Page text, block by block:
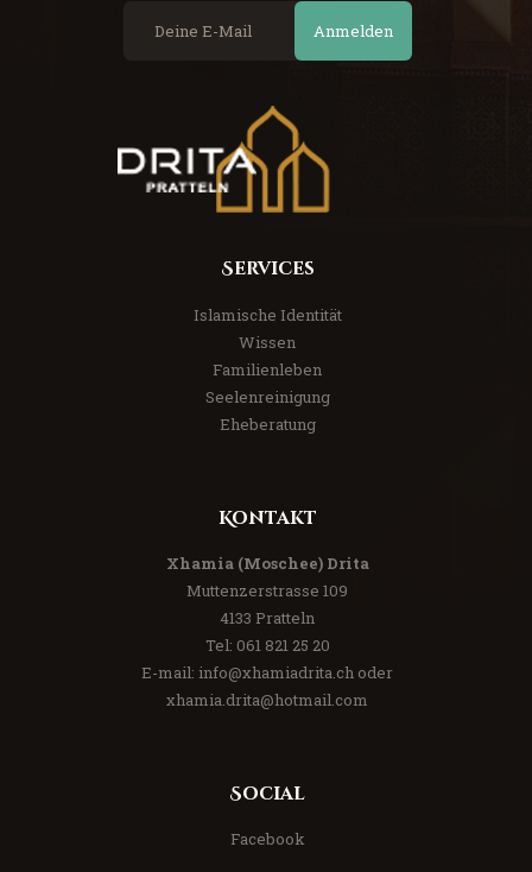
Anmelden
Services
Islamische Identität
Wissen
Familienleben
Seelenreinigung
Eheberatung
Kontakt
Xhamia (Moschee) Drita
Muttenzerstrasse 109
4133 Pratteln
Tel: 061 821 25 20
E-mail: info@xhamiadrita.ch oder
xhamia.drita@hotmail.com
Social
Facebook